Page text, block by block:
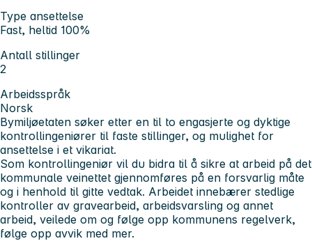
Type ansettelse
Fast, heltid 100%
Antall stillinger
2
Arbeidsspråk
Norsk
Bymiljøetaten søker etter en til to engasjerte og dyktige
kontrollingeniører til faste stillinger, og mulighet for
ansettelse i et vikariat.
Som kontrollingeniør vil du bidra til å sikre at arbeid på det
kommunale veinettet gjennomføres på en forsvarlig måte
og i henhold til gitte vedtak. Arbeidet innebærer stedlige
kontroller av gravearbeid, arbeidsvarsling og annet
arbeid, veilede om og følge opp kommunens regelverk,
følge opp avvik med mer.